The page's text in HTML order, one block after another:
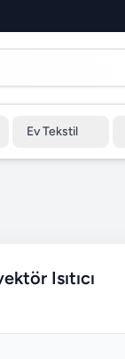
Ev Tekstil
Isıtıcı